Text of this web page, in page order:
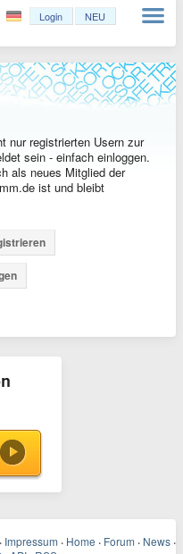
Login NEU
nur registrierten Usern zur
sein - einfach einloggen.
als neues Mitglied der
ist und bleibt
· Impressum · Home · Forum · News ·